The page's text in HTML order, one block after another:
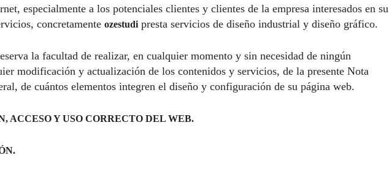
especialmente a los potenciales clientes y clientes de la empresa interesados en su
concretamente ozestudipresta servicios de diseño industrial y diseño gráfico.
la facultad de realizar, en cualquier momento y sin necesidad de ningún
modificación y actualización de los contenidos y servicios, de la presente Nota
de cuántos elementos integren el diseño y configuración de su página web.
ACCESO Y USO CORRECTO DEL WEB.